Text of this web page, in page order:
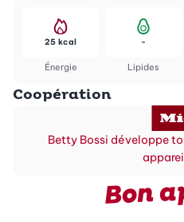
Énergie
25 kcal
Lipides
-
Coopération
Betty Bossi développe
Bon